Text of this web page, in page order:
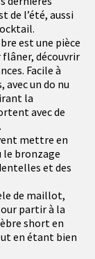
de l’été, aussi
est une pièce
découvrir
Facile à
avec un do nu
la
avec de
mettre en
bronzage
et des
de maillot,
partir à la
short en
en étant bien